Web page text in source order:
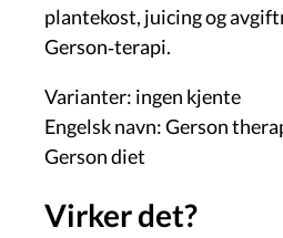
plantekost, juicing og
Gerson‑terapi.
Varianter: ingen kjente
Engelsk navn: Gerson
Gerson diet
Virker det?